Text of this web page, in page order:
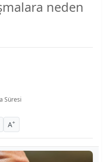
neden
Süresi
A+